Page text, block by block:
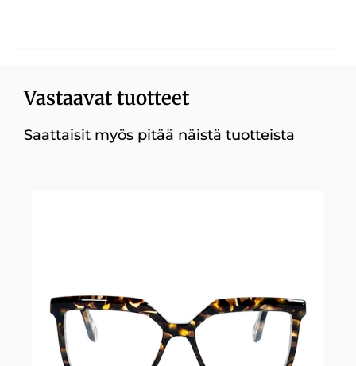
Vastaavat tuotteet
Saattaisit myös pitää näistä tuotteista